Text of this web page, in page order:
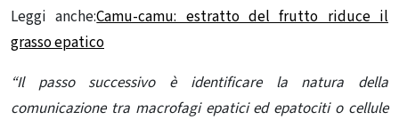
Leggi anche:Camu-camu: estratto del frutto riduce il
grasso epatico
“Il passo successivo è identificare la natura della
comunicazione tra macrofagi epatici ed epatociti o cellule